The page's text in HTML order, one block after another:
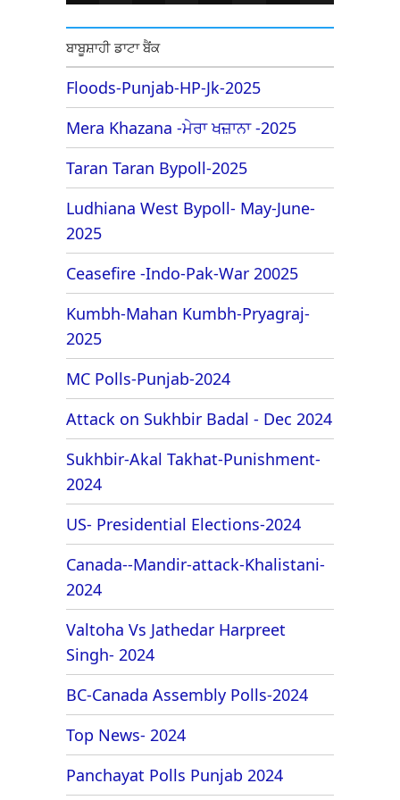
ਬਾਬੂਸ਼ਾਹੀ ਡਾਟਾ ਬੈਂਕ
Floods-Punjab-HP-Jk-2025
Mera Khazana -ਮੇਰਾ ਖਜ਼ਾਨਾ -2025
Taran Taran Bypoll-2025
Ludhiana West Bypoll- May-June-
2025
Ceasefire -Indo-Pak-War 20025
Kumbh-Mahan Kumbh-Pryagraj-
2025
MC Polls-Punjab-2024
Attack on Sukhbir Badal - Dec 2024
Sukhbir-Akal Takhat-Punishment-
2024
US- Presidential Elections-2024
Canada--Mandir-attack-Khalistani-
2024
Valtoha Vs Jathedar Harpreet
Singh- 2024
BC-Canada Assembly Polls-2024
Top News- 2024
Panchayat Polls Punjab 2024